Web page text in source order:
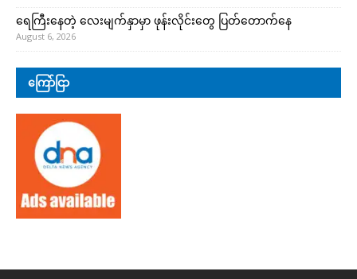
ရေကြီးနေတဲ့ လေးမျက်နှာမှာ ဖုန်းလိုင်းတွေ ပြတ်တောက်နေ
August 6, 2026
ကြော်ငြာ